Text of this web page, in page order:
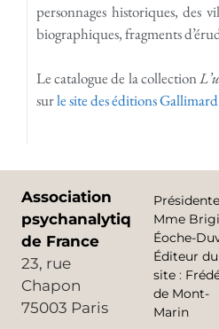
personnages historiques, des
biographiques, fragments
Le catalogue de la collection
surle site des éditions Gallimard
Association
psychanalytique
de France
23, rue
Chapon
75003 Paris
Présidente
Mme
Éoche-
Éditeur du
site :
de Mont-
Marin